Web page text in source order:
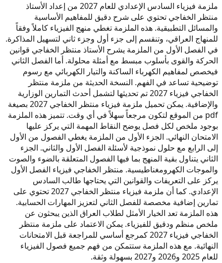
ملزمة فيزياء السادس الإعدادي للعام 2027 من إعداد الأستاذ
منتظر الخفاجي تحتوي على شرح دقيق للمفاهيم الأساسية
والمسائل التطبيقية. هذه الملزمة تغطي منهج الفيزياء كاملاً وفقاً
للمنهاج العراقي، وتنقسم إلى جزء أول وجزء ثاني لتسهيل المذاكرة.
في الفصل الأول من الملزمة يشرح الأستاذ منتظر الخفاجي قوانين
الحركة والقوى بأسلوب مبسط مع أمثلة محلولة. أما الفصل الثاني
فيخصص لمفاهيم الكهرباء الساكنة والتيار الكهربائي مع رسوم
توضيحية تساعد في الفهم. النسخة الحديثة من ملزمة منتظر
الخفاجي فيزياء 2027 تم تحديثها لتشمل أحدث التمارين الوزارية
والإضافية. يمكن تحميل ملزمة فيزياء منتظر الخفاجي 2027 بصيغة
pdf من الموقع لتكون مرجعاً سهلاً في أي وقت. تتميز هذه الملزمة
بوجود ملخص لكل فصل يوضح النقاط المهمة التي يركز عليها
الامتحان النهائي. الجزء الأول من الملزمة يغطي الفصول من الأول
إلى الرابع مع حلول نموذجية لأسئلة الفصل الأول والثاني. الجزء
الثاني يتناول بقية المنهج بما فيها الفصول المتعلقة بالضوء والصوت
والموجات الكهرومغناطيسية. منتظر الخفاجي فيزياء الفصل الأول
يركز على التعريفات والقوانين التي يحتاجها طالب السادس
الإعدادي. كما أن ملزمة فيزياء منتظر الخفاجي 2027 تحتوي على
تمارين إضافية مخصصة للفصل الثاني لتعزيز المهارات الحسابية.
هذه الملزمة تعد الخيار الأمثل لطلاب العراق الذين يبحثون عن
ملخص منظم ودقيق للفيزياء. يمكن الاعتماد على ملزمة منتظر
الخفاجي فيزياء 2027 كمرجع أساسي للمراجعة قبل الامتحانات
النهائية. مع هذه الملزمة ستتمكن من فهم جميع فصول الفيزياء
للعام 2025 و2026 و2027 بسهولة وثقة.